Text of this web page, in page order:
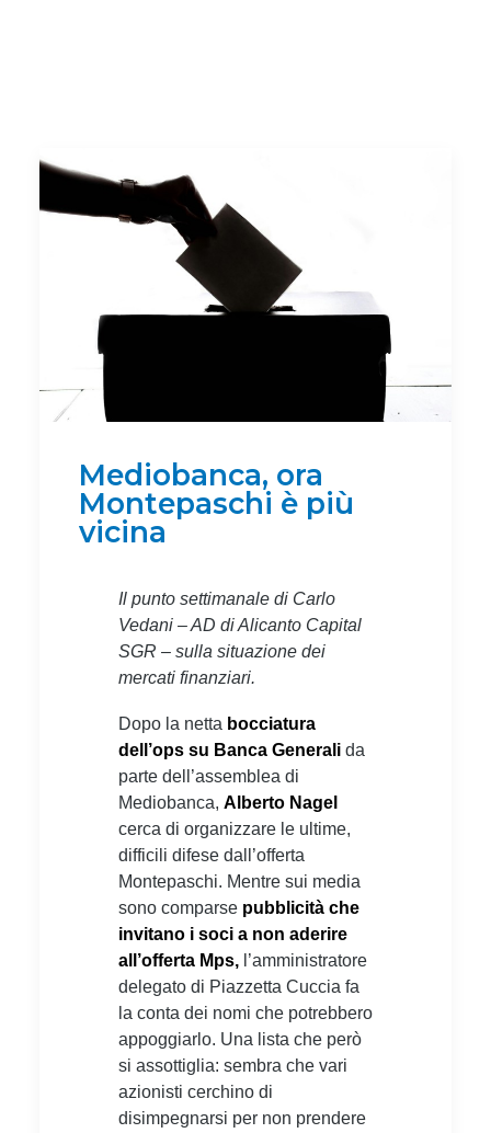
Mediobanca, ora
Montepaschi è più
vicina
Il punto settimanale di Carlo
Vedani – AD di Alicanto Capital
SGR – sulla situazione dei
mercati finanziari.
Dopo la netta bocciatura
dell’ops su Banca Generali da
parte dell’assemblea di
Mediobanca, Alberto Nagel
cerca di organizzare le ultime,
difficili difese dall’offerta
Montepaschi. Mentre sui media
sono comparse pubblicità che
invitano i soci a non aderire
all’offerta Mps, l’amministratore
delegato di Piazzetta Cuccia fa
la conta dei nomi che potrebbero
appoggiarlo. Una lista che però
si assottiglia: sembra che vari
azionisti cerchino di
disimpegnarsi per non prendere